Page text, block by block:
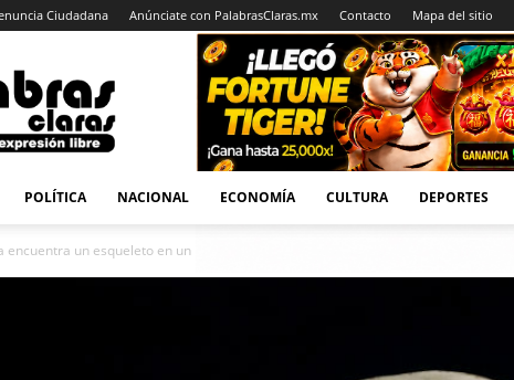
Ciudadana Anúnciate con PalabrasClaras.mx Contacto Mapa del sitio
PalabrasClaras.mx
POLÍTICA NACIONAL ECONOMÍA CULTURA DEPORTES
encuentra un esqueleto en un lugar secreto de su nueva casa